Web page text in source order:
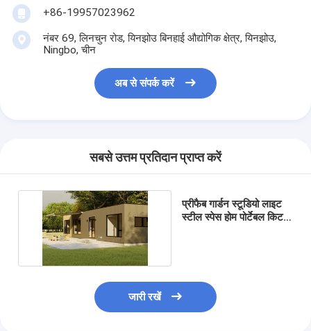
+86-19957023962
नंबर 69, लिनचुन रोड, यिनझोउ बिनहाई औद्योगिक क्षेत्र, यिनझोउ,
Ningbo, चीन
अब से संपर्क करें
सबसे उत्तम प्रतिदान प्राप्त करें
प्रीफैब गार्डन स्टूडियो लाइट
स्टील स्पेस होम पोर्टेबल किट
जारी रखें